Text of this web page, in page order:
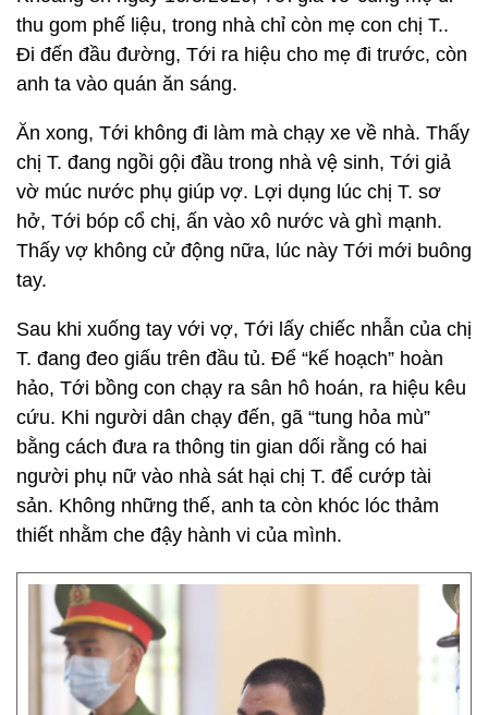
thu gom phế liệu, trong nhà chỉ còn mẹ con chị T..
Đi đến đầu đường, Tới ra hiệu cho mẹ đi trước, còn
anh ta vào quán ăn sáng.
Ăn xong, Tới không đi làm mà chạy xe về nhà. Thấy
chị T. đang ngồi gội đầu trong nhà vệ sinh, Tới giả
vờ múc nước phụ giúp vợ. Lợi dụng lúc chị T. sơ
hở, Tới bóp cổ chị, ấn vào xô nước và ghì mạnh.
Thấy vợ không cử động nữa, lúc này Tới mới buông
tay.
Sau khi xuống tay với vợ, Tới lấy chiếc nhẫn của chị
T. đang đeo giấu trên đầu tủ. Để “kế hoạch” hoàn
hảo, Tới bồng con chạy ra sân hô hoán, ra hiệu kêu
cứu. Khi người dân chạy đến, gã “tung hỏa mù”
bằng cách đưa ra thông tin gian dối rằng có hai
người phụ nữ vào nhà sát hại chị T. để cướp tài
sản. Không những thế, anh ta còn khóc lóc thảm
thiết nhằm che đậy hành vi của mình.